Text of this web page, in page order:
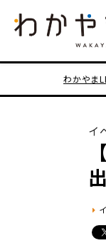
わかやま
イ